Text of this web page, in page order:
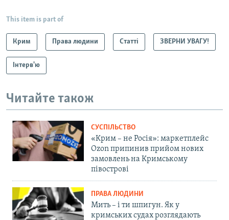
This item is part of
Крим Права людини Статті ЗВЕРНИ УВАГУ!
Інтерв'ю
Читайте також
СУСПІЛЬСТВО
«Крим – не Росія»: маркетплейс
Ozon припинив прийом нових
замовлень на Кримському
півострові
ПРАВА ЛЮДИНИ
Мить – і ти шпигун. Як у
кримських судах розглядають